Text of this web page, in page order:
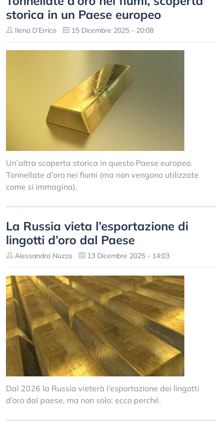
storica in un Paese europeo
Ilena D’Errico 15 Dicembre 2025 - 20:08
Un’altra scoperta storica in questo Paese europeo.
Tonnellate d’oro nei fiumi (ma non vengono utilizzate
come si immagina).
La Russia vieta l’esportazione di
lingotti d’oro dal Paese
Alessandro Nuzzo 13 Dicembre 2025 - 14:03
Dal 2026 la Russia vieterà l’esportazione dei lingotti
d’oro dal paese, ma non solo: ecco perché.